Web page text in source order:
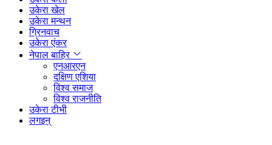
उकेरा खेल
उकेरा मन्थन
ग्रिनवाच
उकेरा एंकर
नेपाल बाहिर
एनआरएन
दक्षिण एशिया
विश्व समाज
विश्व राजनीति
उकेरा टीभी
लगइन्